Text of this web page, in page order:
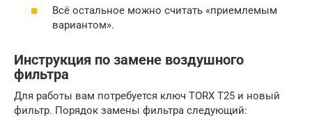
Всё остальное можно считать «приемлемым
вариантом».
Инструкция по замене воздушного
фильтра
Для работы вам потребуется ключ TORX T25 и новый
фильтр. Порядок замены фильтра следующий: